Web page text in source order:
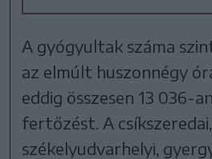
A gyógyultak száma
az elmúlt huszonnégy
eddig összesen 13 036-
fertőzést. A csíkszeredai,
székelyudvarhelyi,